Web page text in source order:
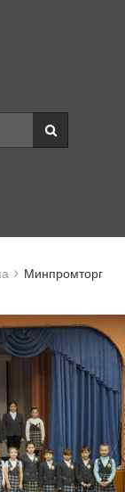
Минпромторг